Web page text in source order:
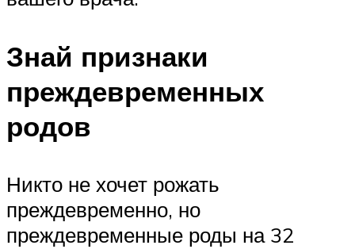
Знай признаки
преждевременных
родов
Никто не хочет рожать
преждевременно, но
преждевременные роды на 32